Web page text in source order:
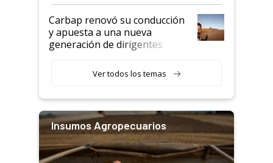
Carbap renovó su conducción
y apuesta a una nueva
generación de dirigentes
Ver todos los temas
Insumos Agropecuarios